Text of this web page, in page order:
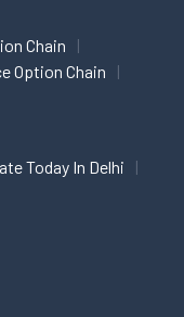
Chain
Option Chain
Today In Delhi